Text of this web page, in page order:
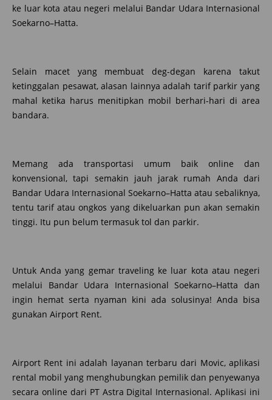
ke luar kota atau negeri melalui Bandar Udara Internasional
Soekarno–Hatta.
Selain macet yang membuat deg-degan karena takut
ketinggalan pesawat, alasan lainnya adalah tarif parkir yang
mahal ketika harus menitipkan mobil berhari-hari di area
bandara.
Memang ada transportasi umum baik online dan
konvensional, tapi semakin jauh jarak rumah Anda dari
Bandar Udara Internasional Soekarno–Hatta atau sebaliknya,
tentu tarif atau ongkos yang dikeluarkan pun akan semakin
tinggi. Itu pun belum termasuk tol dan parkir.
Untuk Anda yang gemar traveling ke luar kota atau negeri
melalui Bandar Udara Internasional Soekarno–Hatta dan
ingin hemat serta nyaman kini ada solusinya! Anda bisa
gunakan Airport Rent.
Airport Rent ini adalah layanan terbaru dari Movic, aplikasi
rental mobil yang menghubungkan pemilik dan penyewanya
secara online dari PT Astra Digital Internasional. Aplikasi ini